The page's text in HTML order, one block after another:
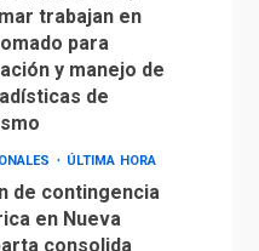
ÚLTIMA HORA
de contingencia
en Nueva
consolida
en territorio
TITULARES
HORA
requiere